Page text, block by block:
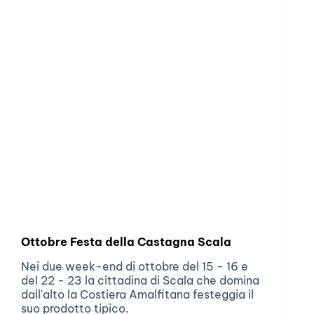
Ottobre Festa della Castagna Scala
Nei due week-end di ottobre del 15 - 16 e
del 22 - 23 la cittadina di Scala che domina
dall'alto la Costiera Amalfitana festeggia il
suo prodotto tipico.